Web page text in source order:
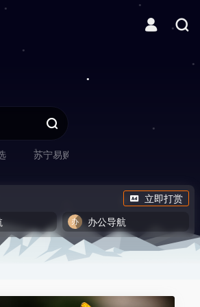
苏宁易购
立即打赏
办公导航